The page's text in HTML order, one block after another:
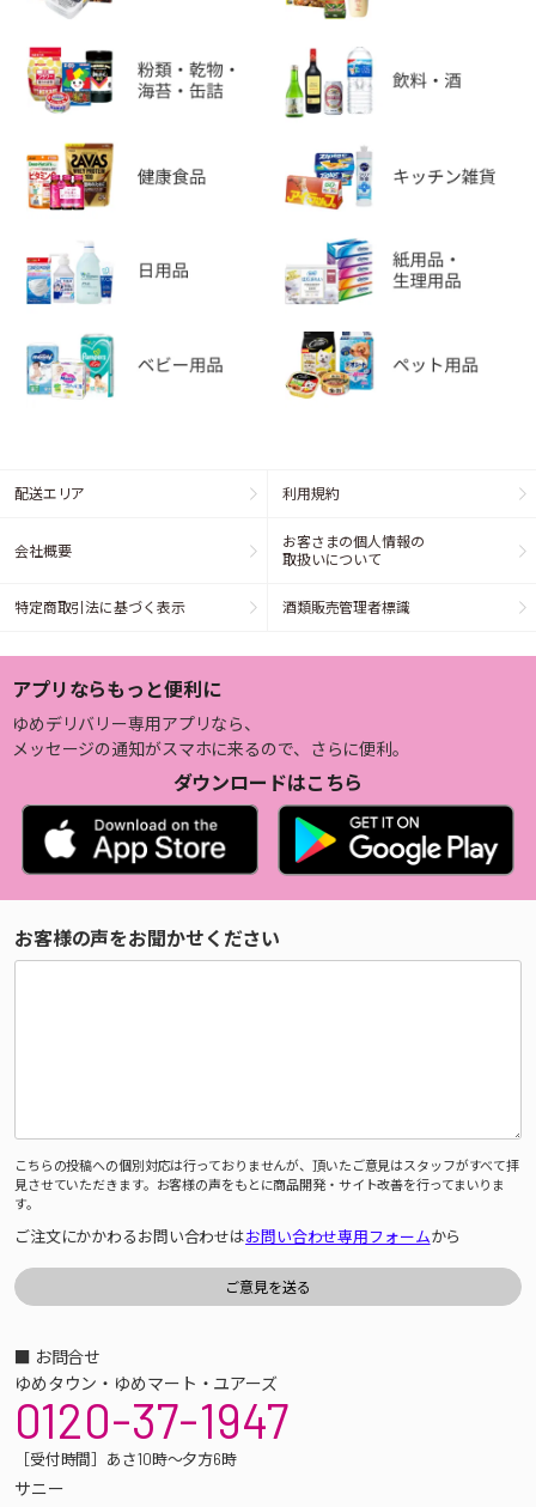
配送エリア 利用規約
会社概要
お客さまの個人情報の
取扱いについて
特定商取引法に基づく表示 酒類販売管理者標識
アプリならもっと便利に
ゆめデリバリー専用アプリなら、
メッセージの通知がスマホに来るので、さらに便利。
ダウンロードはこちら
お客様の声をお聞かせください
こちらの投稿への個別対応は行っておりませんが、頂いたご意見はスタッフがすべて拝
見させていただきます。お客様の声をもとに商品開発・サイト改善を行ってまいりま
す。
ご注文にかかわるお問い合わせはお問い合わせ専用フォームから
■ お問合せ
ゆめタウン・ゆめマート・ユアーズ
0120-37-1947
［受付時間］あさ10時～夕方6時
サニー